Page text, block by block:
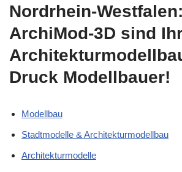
Nordrhein-
ArchiMod-3D sind
Druck Modellbauer!
Modellbau
Stadtmodelle & Architekturmodellbau
Architekturmodelle